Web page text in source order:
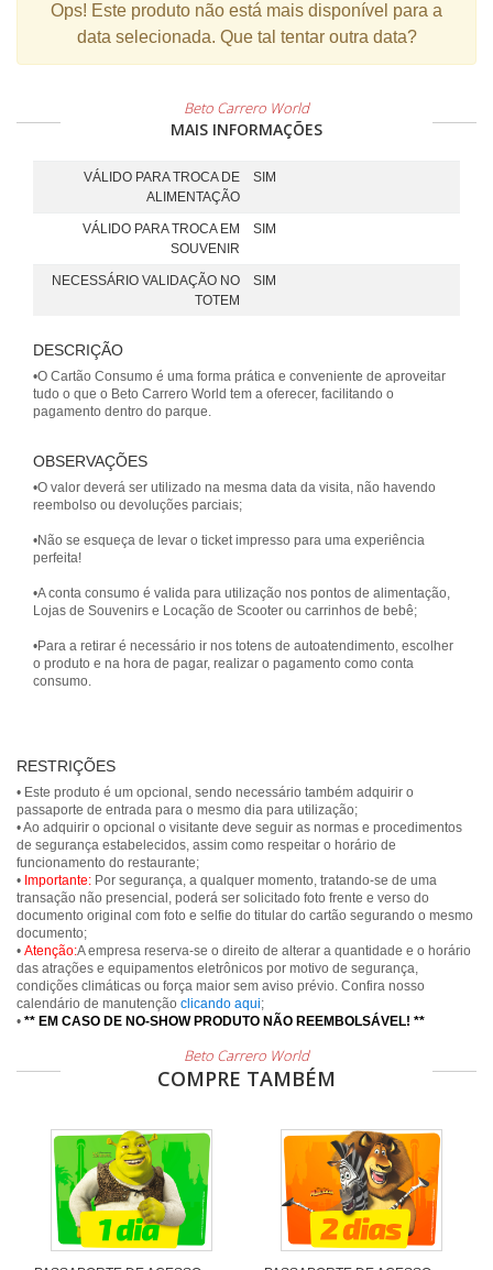
Ops! Este produto não está mais disponível para a
data selecionada. Que tal tentar outra data?
Beto Carrero World
MAIS INFORMAÇÕES
VÁLIDO PARA TROCA DE
ALIMENTAÇÃO
SIM
VÁLIDO PARA TROCA EM
SOUVENIR
SIM
NECESSÁRIO VALIDAÇÃO NO
TOTEM
SIM
DESCRIÇÃO
•O Cartão Consumo é uma forma prática e conveniente de aproveitar
tudo o que o Beto Carrero World tem a oferecer, facilitando o
pagamento dentro do parque.
OBSERVAÇÕES
•O valor deverá ser utilizado na mesma data da visita, não havendo
reembolso ou devoluções parciais;
•Não se esqueça de levar o ticket impresso para uma experiência
perfeita!
•A conta consumo é valida para utilização nos pontos de alimentação,
Lojas de Souvenirs e Locação de Scooter ou carrinhos de bebê;
•Para a retirar é necessário ir nos totens de autoatendimento, escolher
o produto e na hora de pagar, realizar o pagamento como conta
consumo.
RESTRIÇÕES
• Este produto é um opcional, sendo necessário também adquirir o
passaporte de entrada para o mesmo dia para utilização;
• Ao adquirir o opcional o visitante deve seguir as normas e procedimentos
de segurança estabelecidos, assim como respeitar o horário de
funcionamento do restaurante;
• Importante: Por segurança, a qualquer momento, tratando-se de uma
transação não presencial, poderá ser solicitado foto frente e verso do
documento original com foto e selfie do titular do cartão segurando o mesmo
documento;
• Atenção:A empresa reserva-se o direito de alterar a quantidade e o horário
das atrações e equipamentos eletrônicos por motivo de segurança,
condições climáticas ou força maior sem aviso prévio. Confira nosso
calendário de manutenção clicando aqui;
• ** EM CASO DE NO-SHOW PRODUTO NÃO REEMBOLSÁVEL! **
Beto Carrero World
COMPRE TAMBÉM